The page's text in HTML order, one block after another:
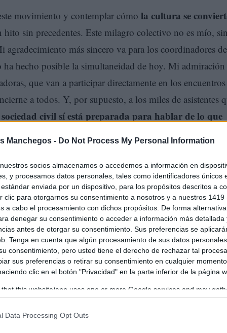
Manchegos - Do Not Process My Personal Information
socios almacenamos o accedemos a información en
y procesamos datos personales, tales como identificadores únicos
enviada por un dispositivo, para los propósitos descritos a
clic para otorgarnos su consentimiento a nosotros y a nuestros 1419
a cabo el procesamiento con dichos propósitos. De forma
denegar su consentimiento o acceder a información más detallada
antes de otorgar su consentimiento. Sus preferencias se
Tenga en cuenta que algún procesamiento de sus datos
consentimiento, pero usted tiene el derecho de rechazar tal
sus preferencias o retirar su consentimiento en cualquier
clic en el botón "Privacidad" en la parte inferior de la página
that this website/app uses one or more Google services and may
but not limited to your visit or usage behaviour. You may
consent section.
Data Processing Opt Outs
movimiento y contemplar cómo la cultura se
hito sin precedentes. Este milagro colectivo no es mío,
agradecimiento más sincero va para los coordinadores de
ha hecho posible la simultaneidad de hoy. Mi admiración
que van a participar directamente en los encuentros
a todos. Y, por supuesto, a los miles de asistentes
civil sí está preparada para hablar de lo que
ayuntamientosque hoy no solo permiten la lectura de
en sus fachadas oiluminan sus monumentoscon este
esta jornada. Un agradecimiento que extiendo de
hecho eco de nuestra llamada. Sin los periodistas,
para visibilizar este tumor,PROSVIDAno habría
y la belleza de los versos,late una dolorosa realidad.
al saber que, a pesar de este esfuerzo ciudadano,
al año en España por culpa de la desinformación
vidas simplemente por llegar tarde a un diagnóstico